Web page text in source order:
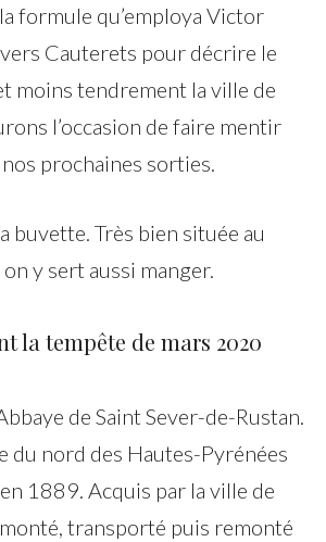
formule qu’employa Victor
Cauterets pour décrire le
moins tendrement la ville de
l’occasion de faire mentir
prochaines sorties.
buvette. Très bien située au
y sert aussi manger.
la tempête de mars 2020
de Saint Sever-de-Rustan.
du nord des Hautes-Pyrénées
1889. Acquis par la ville de
transporté puis remonté